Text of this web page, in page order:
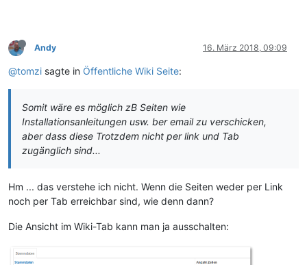
Andy 16. März 2018, 09:09
@tomzi sagte in Öffentliche Wiki Seite:
Somit wäre es möglich zB Seiten wie
Installationsanleitungen usw. ber email zu verschicken,
aber dass diese Trotzdem nicht per link und Tab
zugänglich sind...
Hm ... das verstehe ich nicht. Wenn die Seiten weder per Link
noch per Tab erreichbar sind, wie denn dann?
Die Ansicht im Wiki-Tab kann man ja ausschalten: